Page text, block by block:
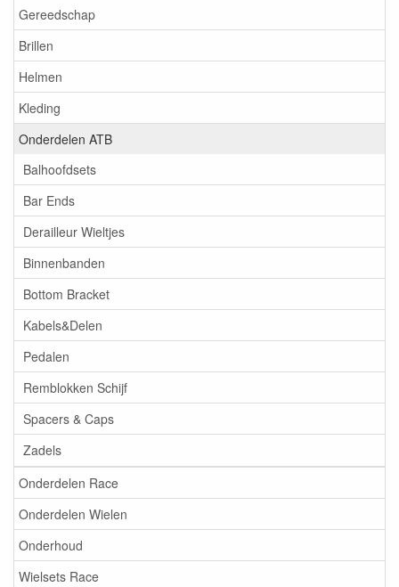
Gereedschap
Brillen
Helmen
Kleding
Onderdelen ATB
Balhoofdsets
Bar Ends
Derailleur Wieltjes
Binnenbanden
Bottom Bracket
Kabels&Delen
Pedalen
Remblokken Schijf
Spacers & Caps
Zadels
Onderdelen Race
Onderdelen Wielen
Onderhoud
Wielsets Race